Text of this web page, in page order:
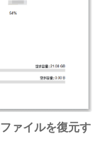
ァイルを復元す